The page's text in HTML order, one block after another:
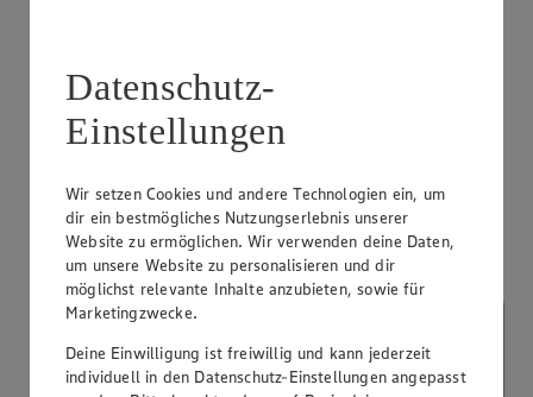
EDEKA smart
Datenschutz-
Einstellungen
Wir setzen Cookies und andere Technologien ein, um
dir ein bestmögliches Nutzungserlebnis unserer
Website zu ermöglichen. Wir verwenden deine Daten,
um unsere Website zu personalisieren und dir
möglichst relevante Inhalte anzubieten, sowie für
Marketingzwecke.
Deine Einwilligung ist freiwillig und kann jederzeit
individuell in den Datenschutz-Einstellungen angepasst